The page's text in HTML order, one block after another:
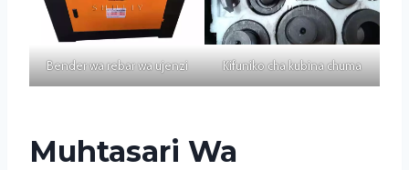
Bender wa rebar wa ujenzi Kifuniko cha kubina chuma
Muhtasari Wa